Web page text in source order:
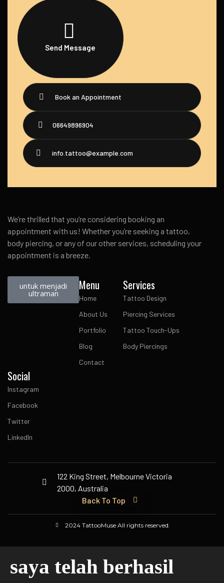
Send Message
Book an Appointment
06649896904
info.tattoo@example.com
We’re thrilled that you’re considering booking an
appointment with us! Whether you’re seeking a tattoo,
body piercing, or any of our other services, scheduling your
appointment is a breeze.
untuk menjadi
ultraman
Menu
Home
About Us
Portfolio
Blog
Contact
Services
Tattoo Design
Piercing Services
Tattoo Touch-Ups
Body Piercings
Social
Instagram
Facebook
Twitter
LinkedIn
122 King Street, Melbourne Victoria
2000, Australia
Back To Top
2024 TattooMuse All rights reserved.
saya telah berhasil